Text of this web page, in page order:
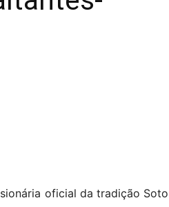
oficial da tradição Soto